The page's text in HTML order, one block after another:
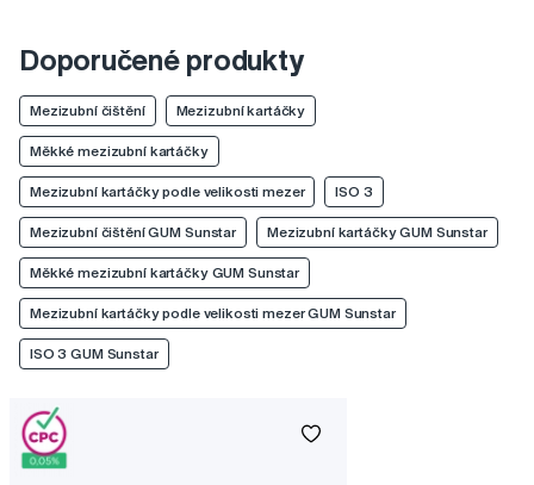
Doporučené produkty
Mezizubní čištění Mezizubní kartáčky
Měkké mezizubní kartáčky
Mezizubní kartáčky podle velikosti mezer ISO 3
Mezizubní čištění GUM Sunstar Mezizubní kartáčky GUM Sunstar
Měkké mezizubní kartáčky GUM Sunstar
Mezizubní kartáčky podle velikosti mezer GUM Sunstar
ISO 3 GUM Sunstar